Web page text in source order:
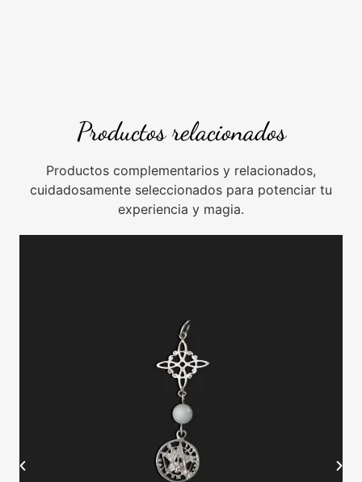
Productos relacionados
Productos complementarios y relacionados,
cuidadosamente seleccionados para potenciar tu
experiencia y magia.